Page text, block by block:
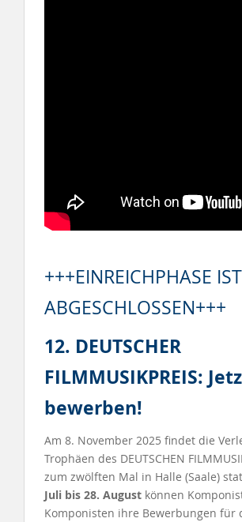
+++EINREICHPHASE IST
ABGESCHLOSSEN+++
12. DEUTSCHER
FILMMUSIKPREIS:
bewerben!
Am 8. November 2025 findet die
Trophäen des DEUTSCHEN
zum zwölften Mal in Halle (Saale)
Juli bis 28. August können
Komponisten ihre Bewerbungen für